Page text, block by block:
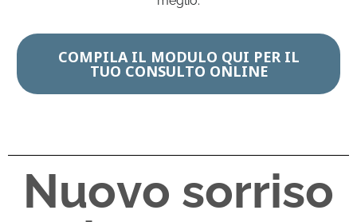
COMPILA IL MODULO QUI PER IL
TUO CONSULTO ONLINE
Nuovo sorriso